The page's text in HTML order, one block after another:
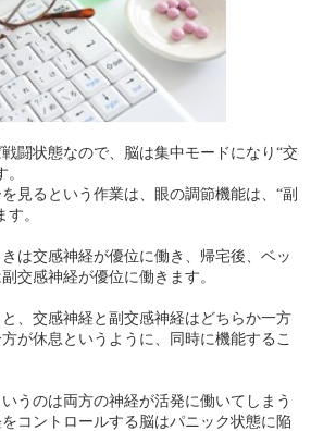
闘状態なので、脳は集中モードになり“交
見るという作業は、眼の調節機能は、“副
。
は交感神経が優位に働き、帰宅後、ベッ
交感神経が優位に働きます。
、交感神経と副交感神経はどちらか一方
が休息というように、同時に機能するこ
うのは両方の神経が活発に働いてしまう
コントロールする脳はパニック状態に陥